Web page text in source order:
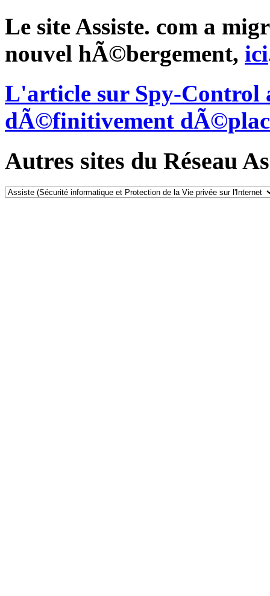
Le site Assiste. com a
nouvel hÃ©bergement, ici
L'article sur Spy-
dÃ©finitivement
Autres sites du Réseau